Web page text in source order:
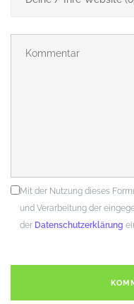
Mit der Nutzung dieses
und Verarbeitung der
der Datenschutzerklärung